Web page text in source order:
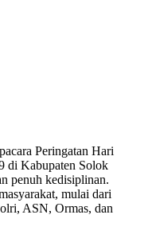
Peringatan Hari
di Kabupaten Solok
penuh kedisiplinan.
mulai dari
ASN, Ormas, dan